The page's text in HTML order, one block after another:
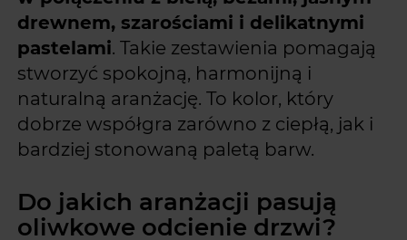
drewnem, szarościami i delikatnymi
pastelami. Takie zestawienia pomagają
stworzyć spokojną, harmonijną i
naturalną aranżację. To kolor, który
dobrze współgra zarówno z ciepłą, jak i
bardziej stonowaną paletą barw.
Do jakich aranżacji pasują
oliwkowe odcienie drzwi?